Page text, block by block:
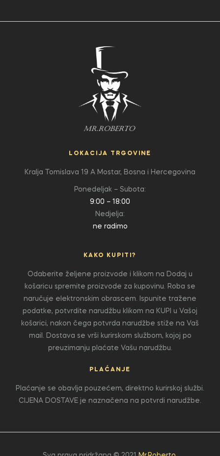
LOKACIJA TRGOVINE
Kralja Tomislava 19 A Mostar, Bosna i Hercegovina
Ponedeljak – Subota:
9:00 – 18:00
Nedjelja:
ne radimo
KAKO KUPITI?
Odaberite željene proizvode i klikom na Dodaj u
košaricu spremite proizvode za kupovinu. Roba se
naručuje elektronskim obrascem. Ispunite tražene
podatke, potvrdite narudžbu klikom na KUPI u Vašoj
košarici, nakon čega potvrda narudžbe stiže na Vaš
mail. Dostava se vrši kurirskom službom, kojoj po
preuzimanju plaćate Vašu narudžbu.
PLAĆANJE
Plaćanje se obavlja pouzećem, direktno kurirskoj službi.
CIJENA DOSTAVE je naznačena na potvrdi narudžbe.